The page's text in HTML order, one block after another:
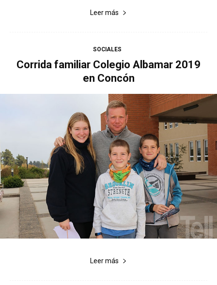
Leer más
SOCIALES
Corrida familiar Colegio Albamar 2019
en Concón
Leer más